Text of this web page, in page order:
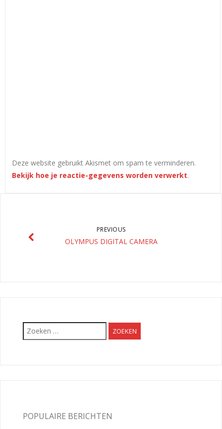
Deze website gebruikt Akismet om spam te verminderen.
Bekijk hoe je reactie-gegevens worden verwerkt.
PREVIOUS
OLYMPUS DIGITAL CAMERA
Zoeken
naar:
POPULAIRE BERICHTEN